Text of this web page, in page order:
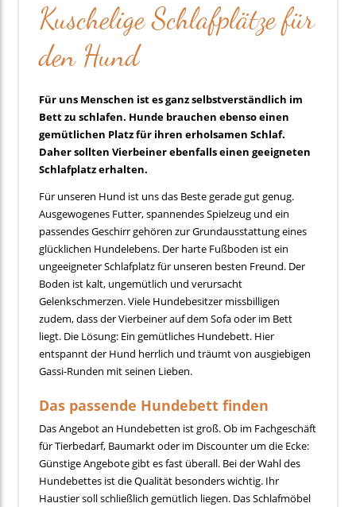
Kuschelige Schlafplätze für
den Hund
Für uns Menschen ist es ganz selbstverständlich im
Bett zu schlafen. Hunde brauchen ebenso einen
gemütlichen Platz für ihren erholsamen Schlaf.
Daher sollten Vierbeiner ebenfalls einen geeigneten
Schlafplatz erhalten.
Für unseren Hund ist uns das Beste gerade gut genug.
Ausgewogenes Futter, spannendes Spielzeug und ein
passendes Geschirr gehören zur Grundausstattung eines
glücklichen Hundelebens. Der harte Fußboden ist ein
ungeeigneter Schlafplatz für unseren besten Freund. Der
Boden ist kalt, ungemütlich und verursacht
Gelenkschmerzen. Viele Hundebesitzer missbilligen
zudem, dass der Vierbeiner auf dem Sofa oder im Bett
liegt. Die Lösung: Ein gemütliches Hundebett. Hier
entspannt der Hund herrlich und träumt von ausgiebigen
Gassi-Runden mit seinen Lieben.
Das passende Hundebett finden
Das Angebot an Hundebetten ist groß. Ob im Fachgeschäft
für Tierbedarf, Baumarkt oder im Discounter um die Ecke:
Günstige Angebote gibt es fast überall. Bei der Wahl des
Hundebettes ist die Qualität besonders wichtig. Ihr
Haustier soll schließlich gemütlich liegen. Das Schlafmöbel